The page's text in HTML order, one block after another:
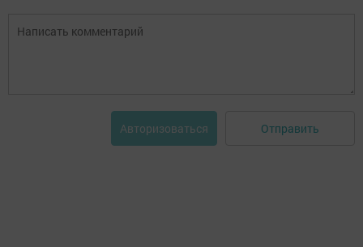
Авторизоваться Отправить